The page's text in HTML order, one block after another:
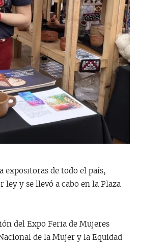
expositoras de todo el país,
ley y se llevó a cabo en la Plaza
del Expo Feria de Mujeres
de la Mujer y la Equidad